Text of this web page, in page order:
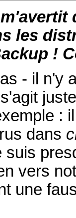
les
!
- il n'y
:
dans
suis
vers
une